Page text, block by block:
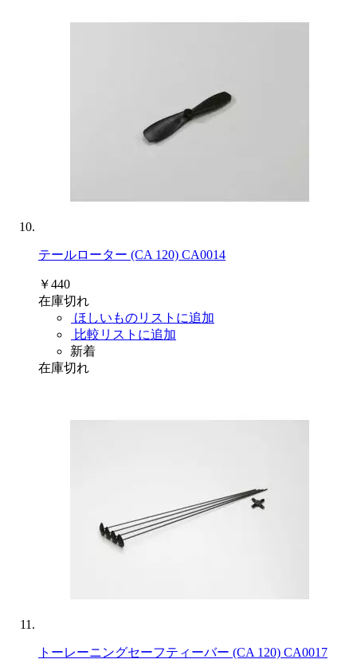
テールローター (CA 120) CA0014
￥440
在庫切れ
ほしいものリストに追加
比較リストに追加
新着
在庫切れ
トーレーニングセーフティーバー (CA 120) CA0017